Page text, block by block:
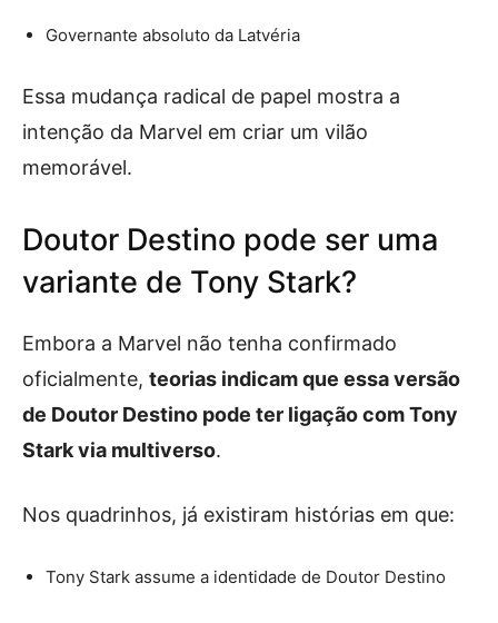
Governante absoluto da Latvéria
Essa mudança radical de papel mostra a
intenção da Marvel em criar um vilão
memorável.
Doutor Destino pode ser uma
variante de Tony Stark?
Embora a Marvel não tenha confirmado
oficialmente, teorias indicam que essa versão
de Doutor Destino pode ter ligação com Tony
Stark via multiverso.
Nos quadrinhos, já existiram histórias em que:
Tony Stark assume a identidade de Doutor Destino